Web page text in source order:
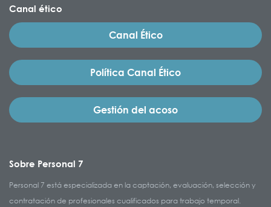
Canal ético
Canal Ético
Política Canal Ético
Gestión del acoso
Sobre Personal 7
Personal 7 está especializada en la captación, evaluación, selección y
contratación de profesionales cualificados para trabajo temporal.